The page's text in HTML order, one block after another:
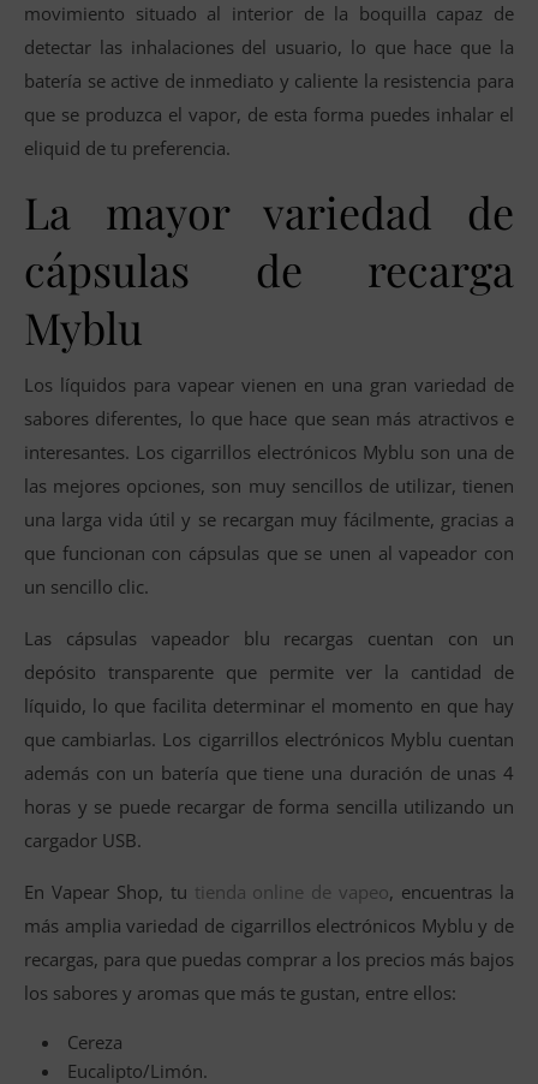
movimiento situado al interior de la boquilla capaz de
detectar las inhalaciones del usuario, lo que hace que la
batería se active de inmediato y caliente la resistencia para
que se produzca el vapor, de esta forma puedes inhalar el
eliquid de tu preferencia.
La mayor variedad de
cápsulas de recarga
Myblu
Los líquidos para vapear vienen en una gran variedad de
sabores diferentes, lo que hace que sean más atractivos e
interesantes. Los cigarrillos electrónicos Myblu son una de
las mejores opciones, son muy sencillos de utilizar, tienen
una larga vida útil y se recargan muy fácilmente, gracias a
que funcionan con cápsulas que se unen al vapeador con
un sencillo clic.
Las cápsulas vapeador blu recargas cuentan con un
depósito transparente que permite ver la cantidad de
líquido, lo que facilita determinar el momento en que hay
que cambiarlas. Los cigarrillos electrónicos Myblu cuentan
además con un batería que tiene una duración de unas 4
horas y se puede recargar de forma sencilla utilizando un
cargador USB.
En Vapear Shop, tu tienda online de vapeo, encuentras la
más amplia variedad de cigarrillos electrónicos Myblu y de
recargas, para que puedas comprar a los precios más bajos
los sabores y aromas que más te gustan, entre ellos:
Cereza
Eucalipto/Limón.